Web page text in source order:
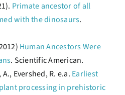
Primate ancestor of all
with the dinosaurs.
Human Ancestors Were
. Scientific American.
Evershed, R. e.a. Earliest
processing in prehistoric